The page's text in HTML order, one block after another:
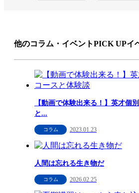
他のコラム・イベントPICK UPイ
【動画で体験出来る！】英才個
と...
コラム 2023.01.23
人間は忘れる生き物だ
コラム 2026.02.25